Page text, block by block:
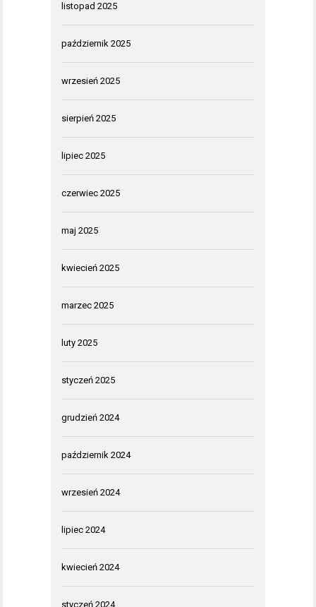
listopad 2025
październik 2025
wrzesień 2025
sierpień 2025
lipiec 2025
czerwiec 2025
maj 2025
kwiecień 2025
marzec 2025
luty 2025
styczeń 2025
grudzień 2024
październik 2024
wrzesień 2024
lipiec 2024
kwiecień 2024
styczeń 2024